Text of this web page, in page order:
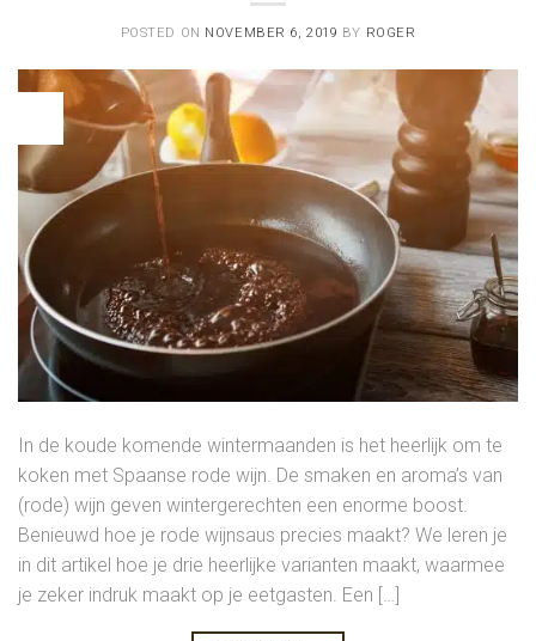
POSTED ON NOVEMBER 6, 2019 BY ROGER
In de koude komende wintermaanden is het heerlijk om te
koken met Spaanse rode wijn. De smaken en aroma’s van
(rode) wijn geven wintergerechten een enorme boost.
Benieuwd hoe je rode wijnsaus precies maakt? We leren je
in dit artikel hoe je drie heerlijke varianten maakt, waarmee
je zeker indruk maakt op je eetgasten. Een […]